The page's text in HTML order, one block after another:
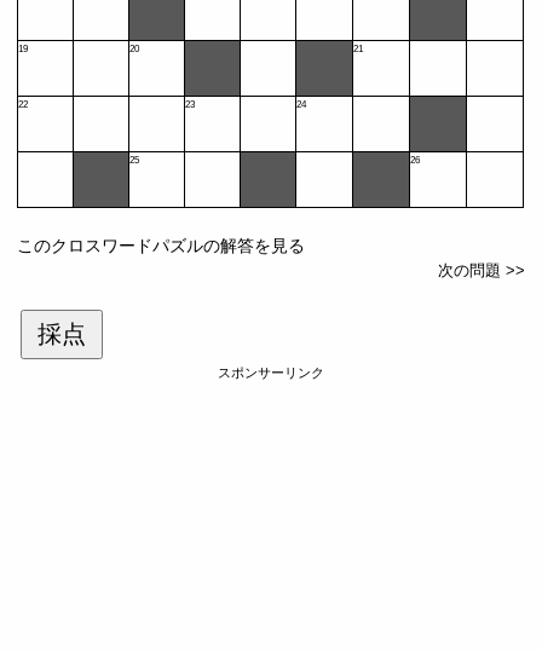
19 20 21
22 23 24
25 26
このクロスワードパズルの解答を見る
次の問題 >>
採点
スポンサーリンク